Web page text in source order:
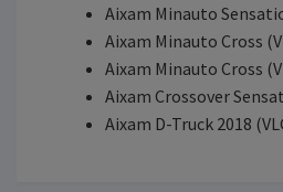
Aixam Minauto
Aixam Minauto Cross
Aixam Minauto Cross
Aixam Crossover
Aixam D-Truck 2018